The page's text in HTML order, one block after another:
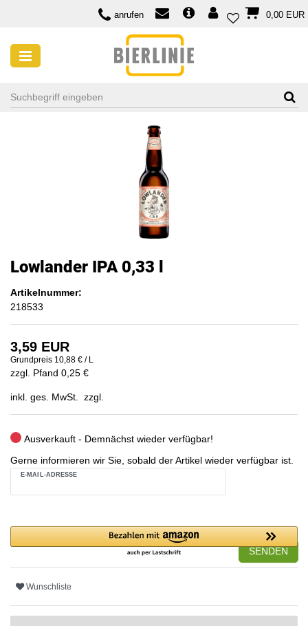
anrufen 0,00 EUR
Lowlander IPA 0,33 l
Artikelnummer:
218533
3,59 EUR
Grundpreis 10,88 € / L
zzgl. Pfand 0,25 €
inkl. ges. MwSt. zzgl.
Ausverkauft - Demnächst wieder verfügbar!
Gerne informieren wir Sie, sobald der Artikel wieder verfügbar ist.
E-MAIL-ADRESSE
SENDEN
Wunschliste